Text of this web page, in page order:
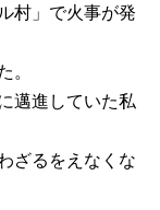
村」で火事が発
。
邁進していた私
ざるをえなくな